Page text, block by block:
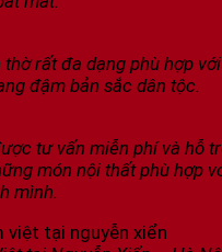
rất đa dạng phù hợp
đậm bản sắc dân tộc.
tư vấn miễn phí và hỗ
món nội thất phù hợp
mình.